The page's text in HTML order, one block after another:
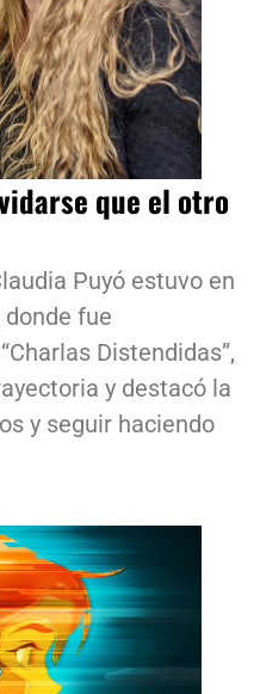
que el otro
Puyó estuvo en
donde fue
Distendidas”,
y destacó la
y seguir haciendo